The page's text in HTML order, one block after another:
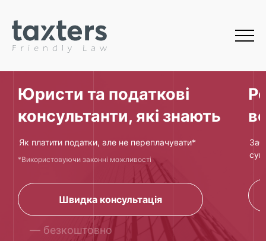
Юристи та податкові
консультанти, які знають
Як платити податки, але не переплачувати*
*Використовуючи законні можливості
Швидка консультація
— безкоштовно